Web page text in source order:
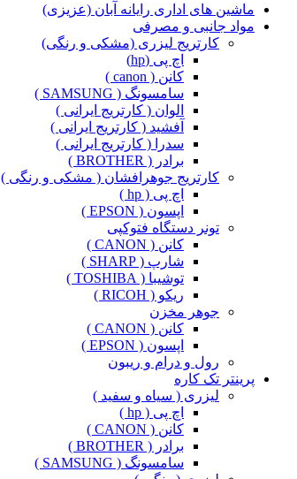
ماشین های اداری رایانه آبان (عزیزی)
مواد جانبی و مصرفی
کارتریج لیزری (مشکی و رنگی)
اچ پی (hp)
کانن ( canon )
سامسونگ ( SAMSUNG )
الوان ( کارتریج ایرانی )
آفشید ( کارتریج ایرانی )
سدرا ( کارتریج ایرانی )
برادر ( BROTHER )
کارتریج جوهرافشان ( مشکی و رنگی )
اچ پی ( hp )
اپسون ( EPSON )
تونر دستگاه فتوکپی
کانن ( CANON )
شارپ ( SHARP )
توشیبا ( TOSHIBA )
ریکو ( RICOH )
جوهر مخزن
کانن ( CANON )
اپسون ( EPSON )
رول و درام و ریبون
پرینتر تک کاره
لیزری ( سیاه و سفید )
اچ پی ( hp )
کانن ( CANON )
برادر ( BROTHER )
سامسونگ ( SAMSUNG )